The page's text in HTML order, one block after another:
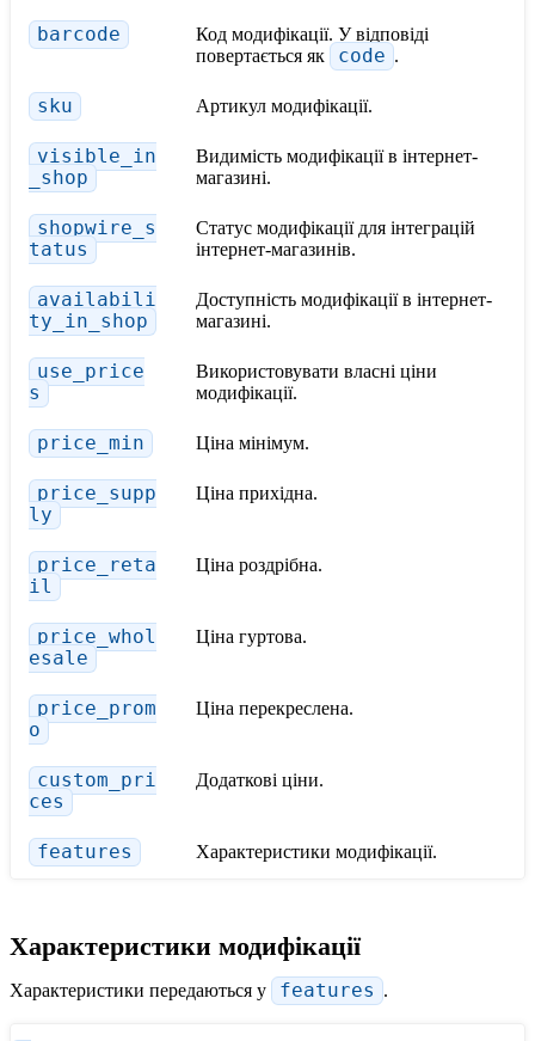
barcode
Код модифікації. У відповіді
повертається як
code .
sku Артикул модифікації.
visible_in
_shop
Видимість модифікації в інтернет-
магазині.
shopwire_s
tatus
Статус модифікації для інтеграцій
інтернет-магазинів.
availabili
ty_in_shop
Доступність модифікації в інтернет-
магазині.
use_price
s
Використовувати власні ціни
модифікації.
price_min Ціна мінімум.
price_supp
ly
Ціна прихідна.
price_reta
il
Ціна роздрібна.
price_whol
esale
Ціна гуртова.
price_prom
o
Ціна перекреслена.
custom_pri
ces
Додаткові ціни.
features Характеристики модифікації.
Характеристики модифікації
Характеристики передаються у features .